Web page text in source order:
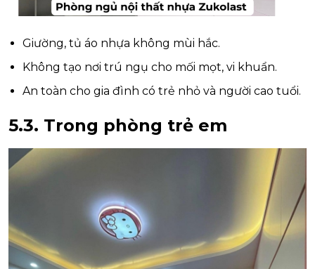
Giường, tủ áo nhựa không mùi hắc.
Không tạo nơi trú ngụ cho mối mọt, vi khuẩn.
An toàn cho gia đình có trẻ nhỏ và người cao tuổi.
5.3. Trong phòng trẻ em